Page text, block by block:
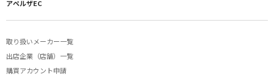
アペルザEC
取り扱いメーカー一覧
出店企業（店舗）一覧
購買アカウント申請